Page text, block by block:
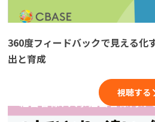
360度フィードバックで見える化
出と育成
視聴する